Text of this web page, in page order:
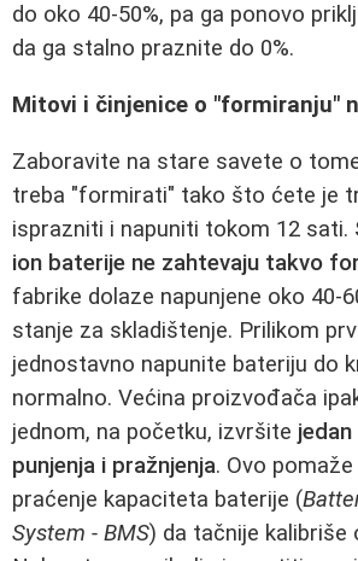
do oko 40-50%, pa ga ponovo
da ga stalno praznite do 0%.
Mitovi i činjenice o "formiranju"
Zaboravite na stare savete o
treba "formirati" tako što ćete je
isprazniti i napuniti tokom 12 sati.
ion baterije ne zahtevaju takvo
fabrike dolaze napunjene oko 40-
stanje za skladištenje. Prilikom
jednostavno napunite bateriju do
normalno. Većina proizvođača
jednom, na početku, izvršite
punjenja i pražnjenja. Ovo
praćenje kapaciteta baterije (
System - BMS) da tačnije kalibriše